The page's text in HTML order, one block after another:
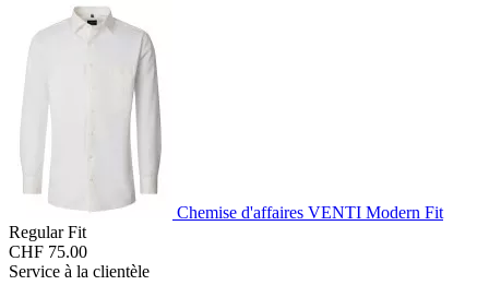
Chemise d'affaires VENTI Modern Fit
Regular Fit
CHF 75.00
Service à la clientèle